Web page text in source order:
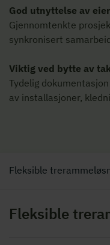
God utnyttelse av
Gjennomtenkte
synkronisert
Viktig ved bytte av
Tydelig
av installasjoner,
Fleksible
Fleksible